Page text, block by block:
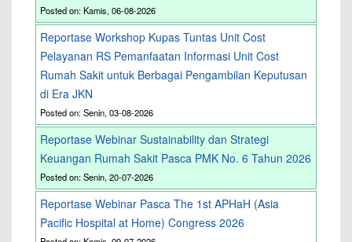
Posted on: Kamis, 06-08-2026
Reportase Workshop Kupas Tuntas Unit Cost
Pelayanan RS Pemanfaatan Informasi Unit Cost
Rumah Sakit untuk Berbagai Pengambilan Keputusan
di Era JKN
Posted on: Senin, 03-08-2026
Reportase Webinar Sustainability dan Strategi
Keuangan Rumah Sakit Pasca PMK No. 6 Tahun 2026
Posted on: Senin, 20-07-2026
Reportase Webinar Pasca The 1st APHaH (Asia
Pacific Hospital at Home) Congress 2026